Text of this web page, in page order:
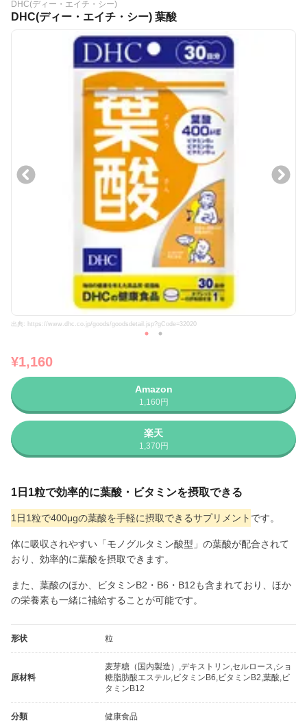
DHC(ディー・エイチ・シー)
DHC(ディー・エイチ・シー) 葉酸
出典: https://www.dhc.co.jp/goods/goodsdetail.jsp?gCode=32020
¥1,160
Amazon
1,160円
楽天
1,370円
1日1粒で効率的に葉酸・ビタミンを摂取できる
1日1粒で400μgの葉酸を手軽に摂取できるサプリメント です。
体に吸収されやすい「モノグルタミン酸型」の葉酸が配合されて
おり、効率的に葉酸を摂取できます。
また、葉酸のほか、ビタミンB2・B6・B12も含まれており、ほか
の栄養素も一緒に補給することが可能です。
形状 粒
原材料
麦芽糖（国内製造）,デキストリン,セルロース,ショ
糖脂肪酸エステル,ビタミンB6,ビタミンB2,葉酸,ビ
タミンB12
分類 健康食品